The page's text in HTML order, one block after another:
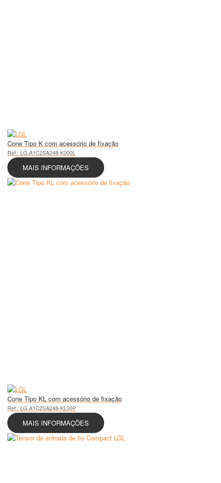
Cone Tipo K com acessório de fixação
Ref.: LG.A1C2SA248-K000L
MAIS INFORMAÇÕES
Cone Tipo KL com acessório de fixação
Ref.: LG.A1C2SA248-KL00P
MAIS INFORMAÇÕES